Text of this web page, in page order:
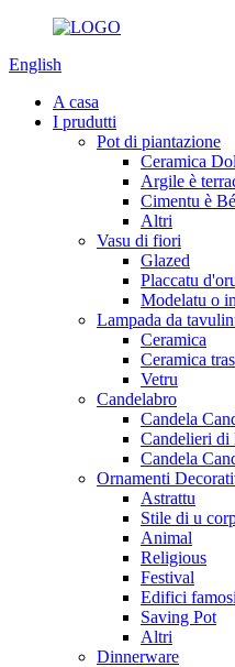
English
A casa
I prudutti
Pot di piantazione
Ceramica
Argile è
Cimentu è
Altri
Vasu di fiori
Glazed
Placcatu
Modelatu o
Lampada da
Ceramica
Ceramica
Vetru
Candelabro
Candela
Candelieri di
Candela
Ornamenti
Astrattu
Stile di u
Animal
Religious
Festival
Edifici famosi
Saving Pot
Altri
Dinnerware